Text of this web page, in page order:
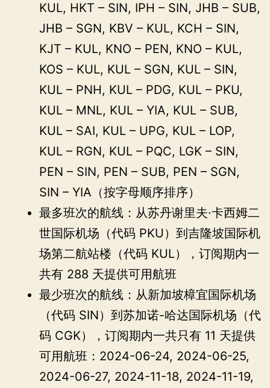
KUL, HKT – SIN, IPH – SIN, JHB – SUB,
JHB – SGN, KBV – KUL, KCH – SIN,
KJT – KUL, KNO – PEN, KNO – KUL,
KOS – KUL, KUL – SGN, KUL – SIN,
KUL – PNH, KUL – PDG, KUL – PKU,
KUL – MNL, KUL – YIA, KUL – SUB,
KUL – SAI, KUL – UPG, KUL – LOP,
KUL – RGN, KUL – PQC, LGK – SIN,
PEN – SIN, PEN – SUB, PEN – SGN,
SIN – YIA（按字母顺序排序）
最多班次的航线：从苏丹谢里夫·卡西姆二
世国际机场（代码 PKU）到吉隆坡国际机
场第二航站楼（代码 KUL），订阅期内一
共有 288 天提供可用航班
最少班次的航线：从新加坡樟宜国际机场
（代码 SIN）到苏加诺-哈达国际机场（代
码 CGK），订阅期内一共只有 11 天提供
可用航班：2024-06-24, 2024-06-25,
2024-06-27, 2024-11-18, 2024-11-19,